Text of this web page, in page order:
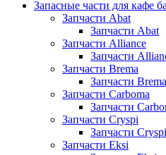
Запасные части для кафе
Запчасти Abat
Запчасти Abat
Запчасти Alliance
Запчасти
Запчасти Brema
Запчасти Brema
Запчасти Carboma
Запчасти
Запчасти Cryspi
Запчасти Cryspi
Запчасти Eksi